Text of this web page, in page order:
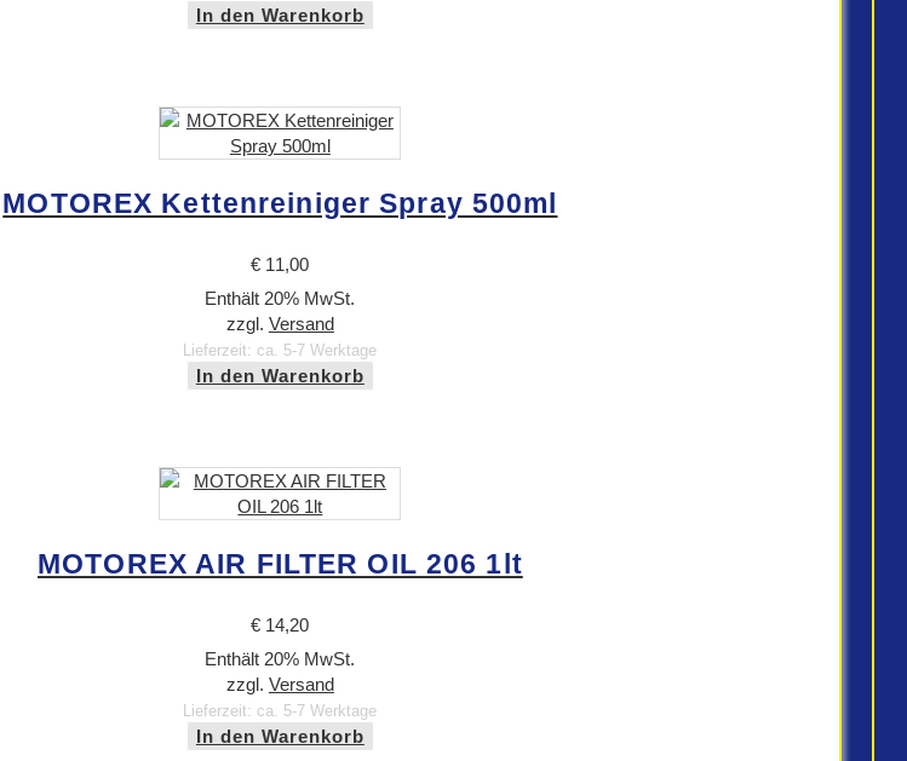
In den Warenkorb
MOTOREX Kettenreiniger Spray 500ml
€ 11,00
Enthält 20% MwSt.
zzgl. Versand
Lieferzeit: ca. 5-7 Werktage
In den Warenkorb
MOTOREX AIR FILTER OIL 206 1lt
€ 14,20
Enthält 20% MwSt.
zzgl. Versand
Lieferzeit: ca. 5-7 Werktage
In den Warenkorb